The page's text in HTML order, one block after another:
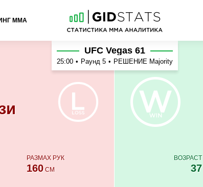
ММА
РАЗМАХ РУК
160СМ
UFC Vegas 61
25:00 • Раунд 5 • РЕШЕНИЕ Majority
ВОЗРАСТ
37